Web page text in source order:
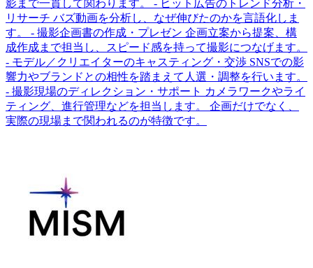
影まで一貫して関わります。 - ヒット広告のトレンド分析・
リサーチ バズ動画を分析し、なぜ伸びたのかを言語化しま
す。 - 撮影企画書の作成・プレゼン 企画立案から提案、構
成作成まで担当し、スピード感を持って撮影につなげます。
- モデル／クリエイターのキャスティング・交渉 SNSでの影
響力やブランドとの相性を踏まえて人選・調整を行います。
- 撮影現場のディレクション・サポート カメラワークやライ
ティング、進行管理などを担当します。 企画だけでなく、
実際の現場まで関われるのが特徴です。